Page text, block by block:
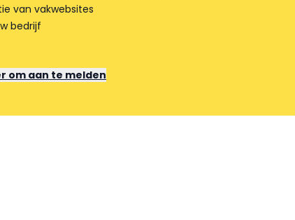
van vakwebsites
bedrijf
om aan te melden